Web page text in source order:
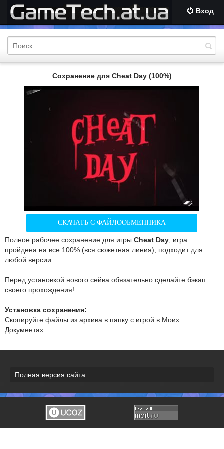
Вход
Сохранение для Cheat Day (100%)
СКАЧАТЬ С ФАЙЛООБМЕННИКА
Полное рабочее сохранение для игры Cheat Day , игра
пройдена на все 100% (вся сюжетная линия), подходит для
любой версии.
Перед установкой нового сейва обязательно сделайте бэкап
своего прохождения!
Установка сохранения:
Скопируйте файлы из архива в папку с игрой в Моих
Документах.
Полная версия сайта